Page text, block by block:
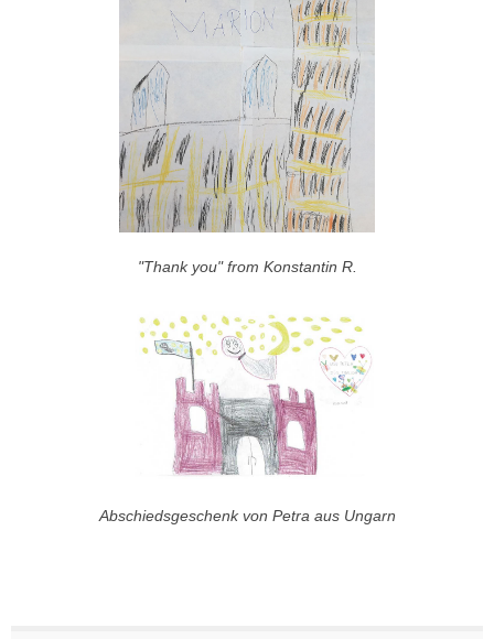
"Thank you" from Konstantin R.
Abschiedsgeschenk von Petra aus Ungarn